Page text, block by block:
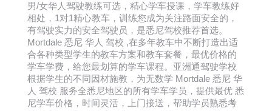
男/女华人驾驶教练可选，精心学车授课，学车教练好
相处，1对1精心教车，训练您成为关注路面安全的，
有驾驶实力的安全驾驶员，是悉尼驾校推荐首选。
Mortdale 悉尼 华人 驾校 ,在多年教车中不断打造出适
合各种类型学生的教车方案和教车套餐，最优价格的
学车学费，给您最划算的学车课程。亚洲通驾驶学校
根据学生的不同因材施教，为无数学 Mortdale 悉尼 华
人 驾校 服务全悉尼地区的所有学车学员，提供最优 悉
尼学车价格，时间灵活，上门接送，帮助学员熟悉考